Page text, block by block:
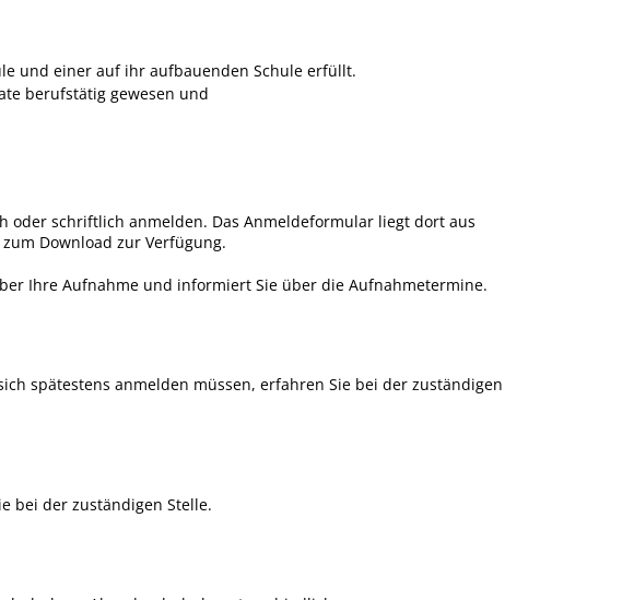
und einer auf ihr aufbauenden Schule erfüllt.
berufstätig gewesen und
oder schriftlich anmelden. Das Anmeldeformular liegt dort aus
Download zur Verfügung.
Ihre Aufnahme und informiert Sie über die Aufnahmetermine.
spätestens anmelden müssen, erfahren Sie bei der zuständigen
bei der zuständigen Stelle.